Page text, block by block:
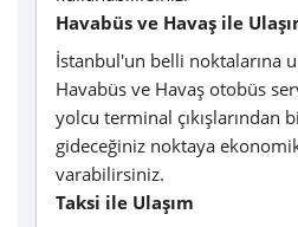
Havabüs ve Havaş ile
İstanbul'un belli noktalarına
Havabüs ve Havaş otobüs
yolcu terminal çıkışlarından
gideceğiniz noktaya
varabilirsiniz.
Taksi ile Ulaşım